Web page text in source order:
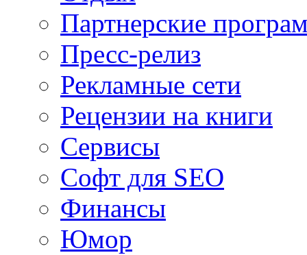
Партнерские
Пресс-релиз
Рекламные сети
Рецензии на книги
Сервисы
Софт для SEO
Финансы
Юмор